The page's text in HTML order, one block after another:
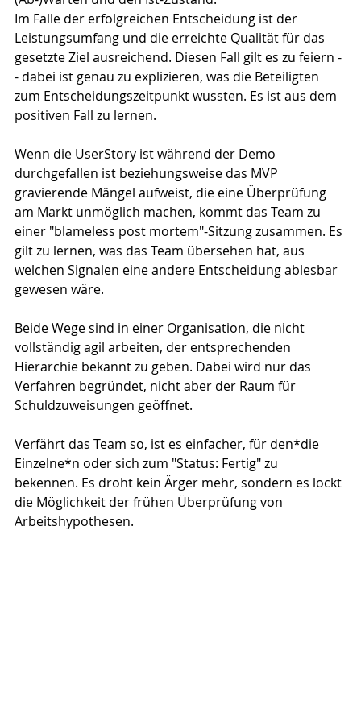
Im Falle der erfolgreichen Entscheidung ist der
Leistungsumfang und die erreichte Qualität für das
gesetzte Ziel ausreichend. Diesen Fall gilt es zu feiern -
- dabei ist genau zu explizieren, was die Beteiligten
zum Entscheidungszeitpunkt wussten. Es ist aus dem
positiven Fall zu lernen.
Wenn die UserStory ist während der Demo
durchgefallen ist beziehungsweise das MVP
gravierende Mängel aufweist, die eine Überprüfung
am Markt unmöglich machen, kommt das Team zu
einer "blameless post mortem"-Sitzung zusammen. Es
gilt zu lernen, was das Team übersehen hat, aus
welchen Signalen eine andere Entscheidung ablesbar
gewesen wäre.
Beide Wege sind in einer Organisation, die nicht
vollständig agil arbeiten, der entsprechenden
Hierarchie bekannt zu geben. Dabei wird nur das
Verfahren begründet, nicht aber der Raum für
Schuldzuweisungen geöffnet.
Verfährt das Team so, ist es einfacher, für den*die
Einzelne*n oder sich zum "Status: Fertig" zu
bekennen. Es droht kein Ärger mehr, sondern es lockt
die Möglichkeit der frühen Überprüfung von
Arbeitshypothesen.